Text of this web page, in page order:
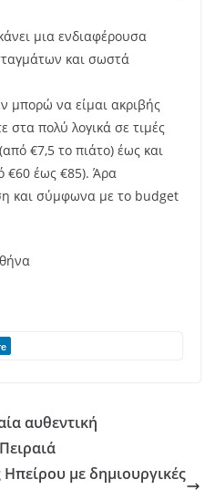
μια ενδιαφέρουσα
και σωστά
μπορώ να είμαι ακριβής
στα πολύ λογικά σε τιμές
€7,5 το πιάτο) έως και
€60 έως €85). Άρα
και σύμφωνα με το budget
αυθεντική
με δημιουργικές